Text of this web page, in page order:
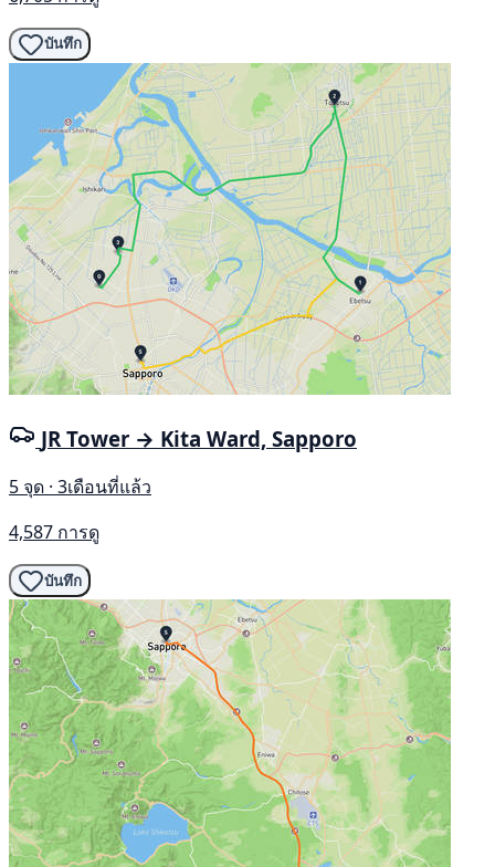
บันทึก
JR Tower → Kita Ward, Sapporo
5 จุด · 3เดือนที่แล้ว
4,587 การดู
บันทึก